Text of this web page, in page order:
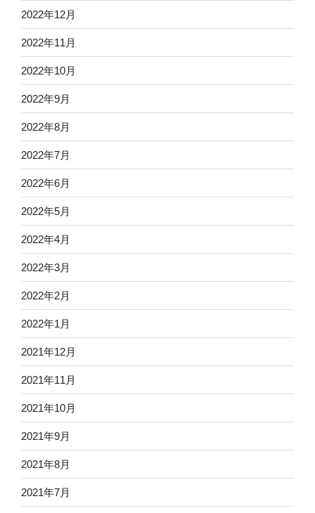
2022年12月
2022年11月
2022年10月
2022年9月
2022年8月
2022年7月
2022年6月
2022年5月
2022年4月
2022年3月
2022年2月
2022年1月
2021年12月
2021年11月
2021年10月
2021年9月
2021年8月
2021年7月